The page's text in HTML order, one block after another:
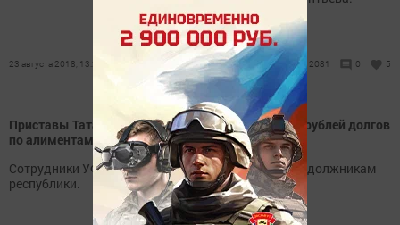
23 августа 2018, 13:27 2081 0 5
Приставы Татарстана за неделю взыскали 3 млн рублей долгов
по алиментам
Сотрудники УФССП России по РТ провели рейд по должникам
республики.